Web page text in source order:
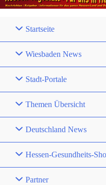
Startseite
Wiesbaden News
Stadt-Portale
Themen Übersicht
Deutschland News
Hessen-Gesundheits-
Partner